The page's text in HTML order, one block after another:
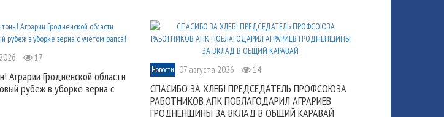
17
Аграрии Гродненской области
рубеж в уборке зерна с
Новости 07 августа 2026 14
СПАСИБО ЗА ХЛЕБ! ПРЕДСЕДАТЕЛЬ ПРОФСОЮЗА
РАБОТНИКОВ АПК ПОБЛАГОДАРИЛ АГРАРИЕВ
ГРОДНЕНЩИНЫ ЗА ВКЛАД В ОБЩИЙ КАРАВАЙ